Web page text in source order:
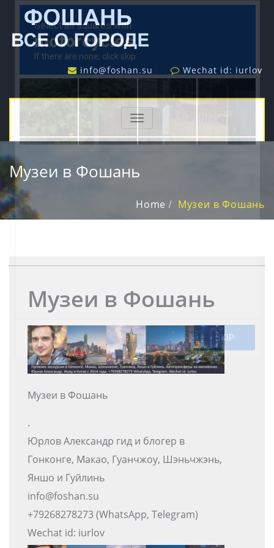
info@foshan.su Wechat id: iurlov
TOGGLE
NAVIGATION
Музеи в Фошань
Home Музеи в Фошань
Музеи в Фошань
Музеи в Фошань
.
Юрлов Александр гид и блогер в
Гонконге, Макао, Гуанчжоу, Шэньчжэнь,
Яншо и Гуйлинь
info@foshan.su
+79268278273 (WhatsApp, Telegram)
Wechat id: iurlov